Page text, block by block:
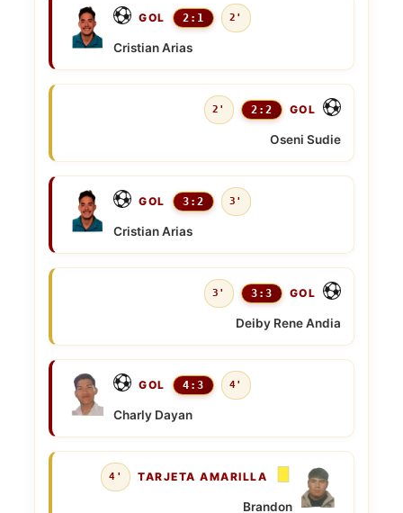
GOL 2:1 2'
Cristian Arias
2' 2:2 GOL
Oseni Sudie
GOL 3:2 3'
Cristian Arias
3' 3:3 GOL
Deiby Rene Andia
GOL 4:3 4'
Charly Dayan
4' TARJETA AMARILLA
Brandon